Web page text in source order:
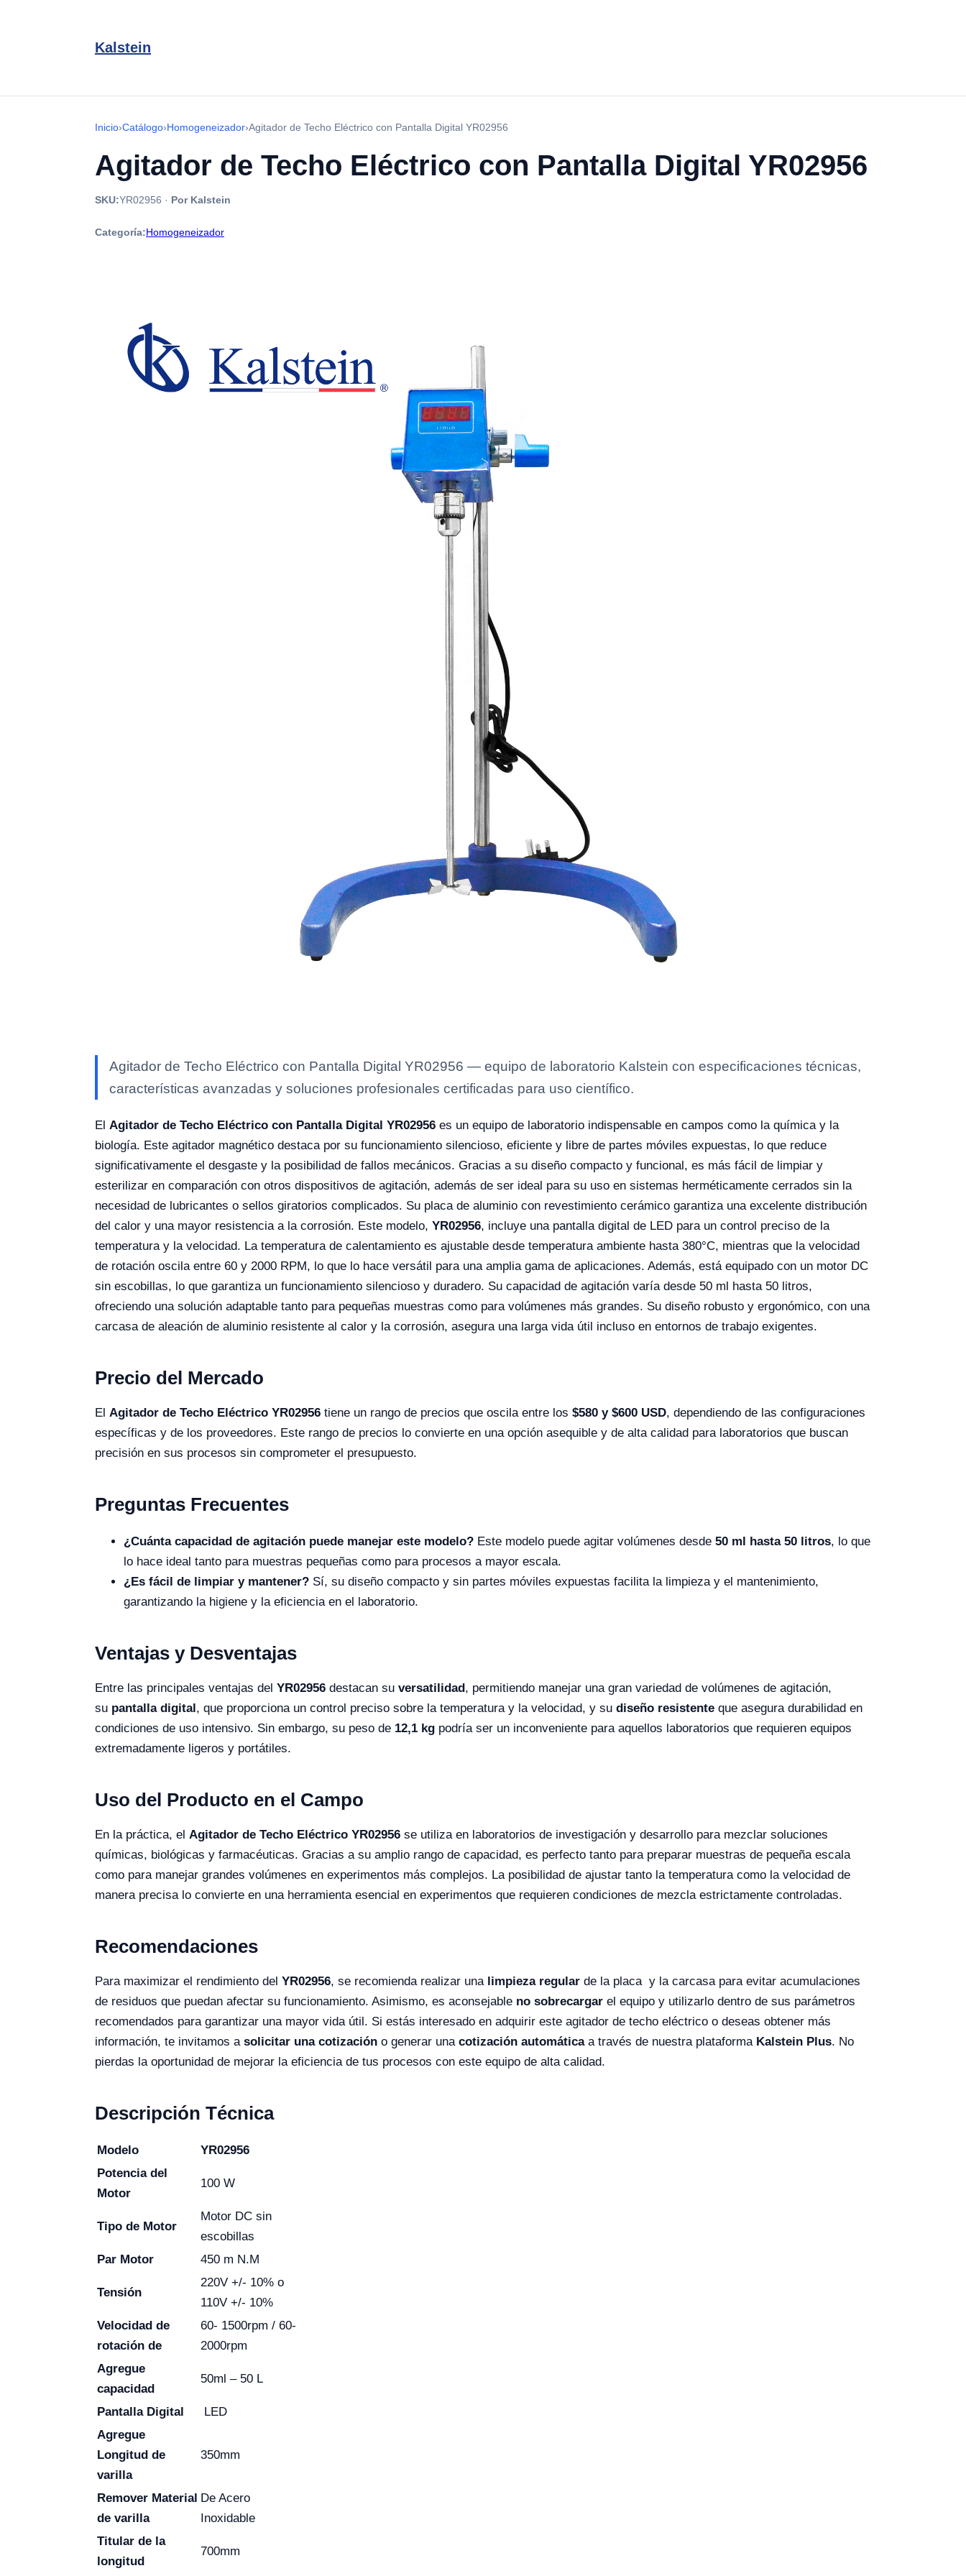
Kalstein
Inicio›Catálogo›Homogeneizador›Agitador de Techo Eléctrico con Pantalla Digital YR02956
Agitador de Techo Eléctrico con Pantalla Digital YR02956
SKU:YR02956 · Por Kalstein
Categoría:Homogeneizador
Agitador de Techo Eléctrico con Pantalla Digital YR02956 — equipo de laboratorio Kalstein con especificaciones técnicas,
características avanzadas y soluciones profesionales certificadas para uso científico.
El Agitador de Techo Eléctrico con Pantalla Digital YR02956 es un equipo de laboratorio indispensable en campos como la química y la
biología. Este agitador magnético destaca por su funcionamiento silencioso, eficiente y libre de partes móviles expuestas, lo que reduce
significativamente el desgaste y la posibilidad de fallos mecánicos. Gracias a su diseño compacto y funcional, es más fácil de limpiar y
esterilizar en comparación con otros dispositivos de agitación, además de ser ideal para su uso en sistemas herméticamente cerrados sin la
necesidad de lubricantes o sellos giratorios complicados. Su placa de aluminio con revestimiento cerámico garantiza una excelente distribución
del calor y una mayor resistencia a la corrosión. Este modelo, YR02956, incluye una pantalla digital de LED para un control preciso de la
temperatura y la velocidad. La temperatura de calentamiento es ajustable desde temperatura ambiente hasta 380°C, mientras que la velocidad
de rotación oscila entre 60 y 2000 RPM, lo que lo hace versátil para una amplia gama de aplicaciones. Además, está equipado con un motor DC
sin escobillas, lo que garantiza un funcionamiento silencioso y duradero. Su capacidad de agitación varía desde 50 ml hasta 50 litros,
ofreciendo una solución adaptable tanto para pequeñas muestras como para volúmenes más grandes. Su diseño robusto y ergonómico, con una
carcasa de aleación de aluminio resistente al calor y la corrosión, asegura una larga vida útil incluso en entornos de trabajo exigentes.
Precio del Mercado
El Agitador de Techo Eléctrico YR02956 tiene un rango de precios que oscila entre los $580 y $600 USD, dependiendo de las configuraciones
específicas y de los proveedores. Este rango de precios lo convierte en una opción asequible y de alta calidad para laboratorios que buscan
precisión en sus procesos sin comprometer el presupuesto.
Preguntas Frecuentes
¿Cuánta capacidad de agitación puede manejar este modelo? Este modelo puede agitar volúmenes desde 50 ml hasta 50 litros, lo que
lo hace ideal tanto para muestras pequeñas como para procesos a mayor escala.
¿Es fácil de limpiar y mantener? Sí, su diseño compacto y sin partes móviles expuestas facilita la limpieza y el mantenimiento,
garantizando la higiene y la eficiencia en el laboratorio.
Ventajas y Desventajas
Entre las principales ventajas del YR02956 destacan su versatilidad, permitiendo manejar una gran variedad de volúmenes de agitación,
su pantalla digital, que proporciona un control preciso sobre la temperatura y la velocidad, y su diseño resistente que asegura durabilidad en
condiciones de uso intensivo. Sin embargo, su peso de 12,1 kg podría ser un inconveniente para aquellos laboratorios que requieren equipos
extremadamente ligeros y portátiles.
Uso del Producto en el Campo
En la práctica, el Agitador de Techo Eléctrico YR02956 se utiliza en laboratorios de investigación y desarrollo para mezclar soluciones
químicas, biológicas y farmacéuticas. Gracias a su amplio rango de capacidad, es perfecto tanto para preparar muestras de pequeña escala
como para manejar grandes volúmenes en experimentos más complejos. La posibilidad de ajustar tanto la temperatura como la velocidad de
manera precisa lo convierte en una herramienta esencial en experimentos que requieren condiciones de mezcla estrictamente controladas.
Recomendaciones
Para maximizar el rendimiento del YR02956, se recomienda realizar una limpieza regular de la placa y la carcasa para evitar acumulaciones
de residuos que puedan afectar su funcionamiento. Asimismo, es aconsejable no sobrecargar el equipo y utilizarlo dentro de sus parámetros
recomendados para garantizar una mayor vida útil. Si estás interesado en adquirir este agitador de techo eléctrico o deseas obtener más
información, te invitamos a solicitar una cotización o generar una cotización automáticaa través de nuestra plataforma Kalstein Plus. No
pierdas la oportunidad de mejorar la eficiencia de tus procesos con este equipo de alta calidad.
Descripción Técnica
Modelo
YR02956
Potencia del
Motor
100 W
Tipo de Motor
Motor DC sin
escobillas
Par Motor
450 m N.M
Tensión
220V +/- 10% o
110V +/- 10%
Velocidad de
rotación de
60- 1500rpm / 60-
2000rpm
Agregue
capacidad
50ml – 50 L
Pantalla Digital
LED
Agregue
Longitud de
varilla
350mm
Remover Material
de varilla
De Acero
Inoxidable
Titular de la
longitud
700mm